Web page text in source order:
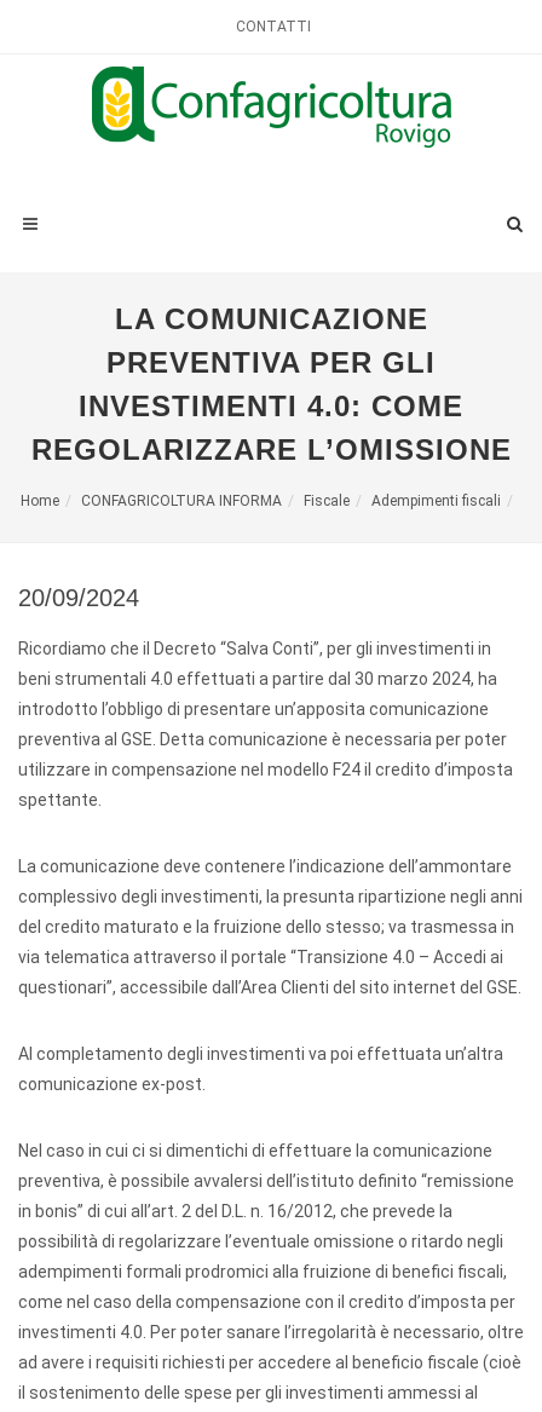
CONTATTI
LA COMUNICAZIONE
PREVENTIVA PER GLI
INVESTIMENTI 4.0: COME
REGOLARIZZARE L’OMISSIONE
Home CONFAGRICOLTURA INFORMA Fiscale Adempimenti fiscali
20/09/2024
Ricordiamo che il Decreto “Salva Conti”, per gli investimenti in
beni strumentali 4.0 effettuati a partire dal 30 marzo 2024, ha
introdotto l’obbligo di presentare un’apposita comunicazione
preventiva al GSE. Detta comunicazione è necessaria per poter
utilizzare in compensazione nel modello F24 il credito d’imposta
spettante.
La comunicazione deve contenere l’indicazione dell’ammontare
complessivo degli investimenti, la presunta ripartizione negli anni
del credito maturato e la fruizione dello stesso; va trasmessa in
via telematica attraverso il portale “Transizione 4.0 – Accedi ai
questionari”, accessibile dall’Area Clienti del sito internet del GSE.
Al completamento degli investimenti va poi effettuata un’altra
comunicazione ex-post.
Nel caso in cui ci si dimentichi di effettuare la comunicazione
preventiva, è possibile avvalersi dell’istituto definito “remissione
in bonis” di cui all’art. 2 del D.L. n. 16/2012, che prevede la
possibilità di regolarizzare l’eventuale omissione o ritardo negli
adempimenti formali prodromici alla fruizione di benefici fiscali,
come nel caso della compensazione con il credito d’imposta per
investimenti 4.0. Per poter sanare l’irregolarità è necessario, oltre
ad avere i requisiti richiesti per accedere al beneficio fiscale (cioè
il sostenimento delle spese per gli investimenti ammessi al